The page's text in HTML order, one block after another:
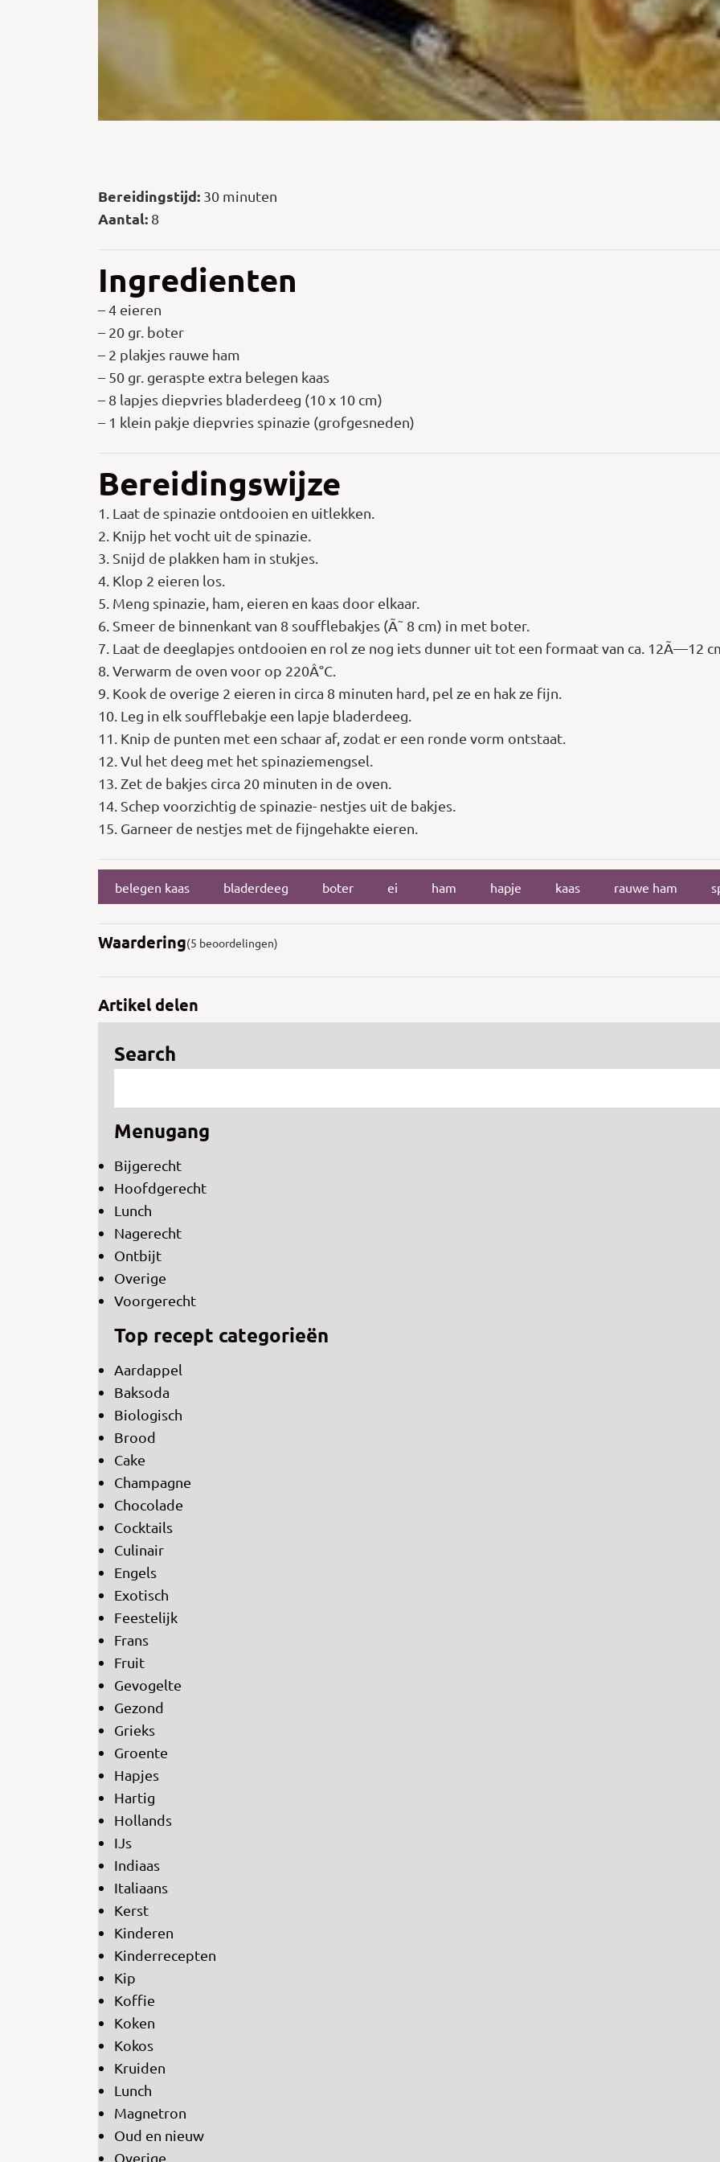
Bereidingstijd: 30 minuten
Aantal: 8
Ingredienten
– 4 eieren
– 20 gr. boter
– 2 plakjes rauwe ham
– 50 gr. geraspte extra belegen kaas
– 8 lapjes diepvries bladerdeeg (10 x 10 cm)
– 1 klein pakje diepvries spinazie (grofgesneden)
Bereidingswijze
1. Laat de spinazie ontdooien en uitlekken.
2. Knijp het vocht uit de spinazie.
3. Snijd de plakken ham in stukjes.
4. Klop 2 eieren los.
5. Meng spinazie, ham, eieren en kaas door elkaar.
6. Smeer de binnenkant van 8 soufflebakjes (Ã˜ 8 cm) in met boter.
7. Laat de deeglapjes ontdooien en rol ze nog iets dunner uit tot een formaat van ca. 12Ã—12
8. Verwarm de oven voor op 220Â°C.
9. Kook de overige 2 eieren in circa 8 minuten hard, pel ze en hak ze fijn.
10. Leg in elk soufflebakje een lapje bladerdeeg.
11. Knip de punten met een schaar af, zodat er een ronde vorm ontstaat.
12. Vul het deeg met het spinaziemengsel.
13. Zet de bakjes circa 20 minuten in de oven.
14. Schep voorzichtig de spinazie- nestjes uit de bakjes.
15. Garneer de nestjes met de fijngehakte eieren.
belegen kaas bladerdeeg boter ei ham hapje kaas rauwe ham
Waardering(5 beoordelingen)
Artikel delen
Search
Menugang
Bijgerecht
Hoofdgerecht
Lunch
Nagerecht
Ontbijt
Overige
Voorgerecht
Top recept categorieën
Aardappel
Baksoda
Biologisch
Brood
Cake
Champagne
Chocolade
Cocktails
Culinair
Engels
Exotisch
Feestelijk
Frans
Fruit
Gevogelte
Gezond
Grieks
Groente
Hapjes
Hartig
Hollands
IJs
Indiaas
Italiaans
Kerst
Kinderen
Kinderrecepten
Kip
Koffie
Koken
Kokos
Kruiden
Lunch
Magnetron
Oud en nieuw
Overige